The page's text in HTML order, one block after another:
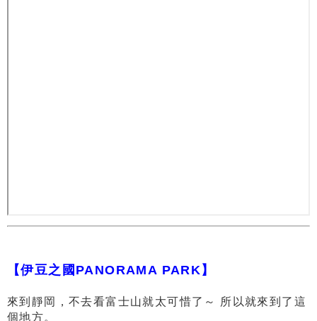
【伊豆之國PANORAMA PARK】
來到靜岡，不去看富士山就太可惜了～ 所以就來到了這
個地方。